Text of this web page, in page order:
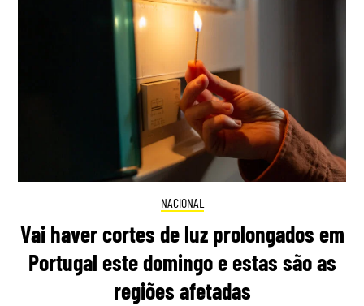
NACIONAL
Vai haver cortes de luz prolongados em
Portugal este domingo e estas são as
regiões afetadas